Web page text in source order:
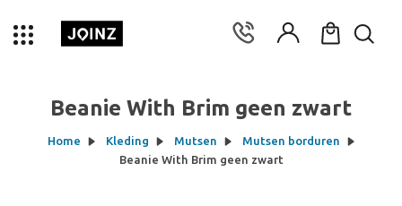
Beanie With Brim geen zwart
Home Kleding Mutsen
Mutsen borduren
Beanie With Brim geen zwart